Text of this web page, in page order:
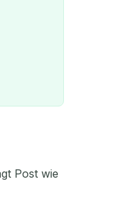
Post wie